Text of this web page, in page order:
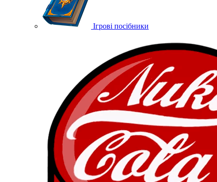
Ігрові посібники